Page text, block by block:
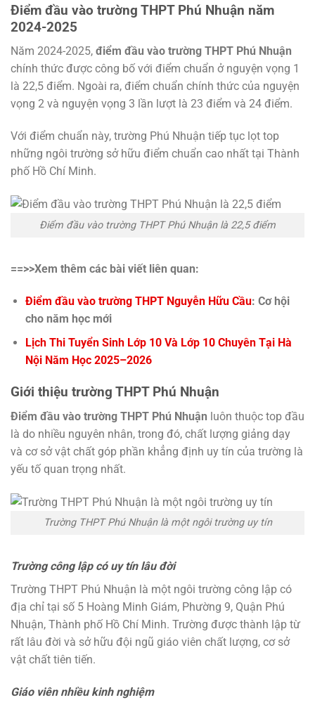
Điểm đầu vào trường THPT Phú Nhuận năm
2024-2025
Năm 2024-2025, điểm đầu vào trường THPT Phú Nhuận
chính thức được công bố với điểm chuẩn ở nguyện vọng 1
là 22,5 điểm. Ngoài ra, điểm chuẩn chính thức của nguyện
vọng 2 và nguyện vọng 3 lần lượt là 23 điểm và 24 điểm.
Với điểm chuẩn này, trường Phú Nhuận tiếp tục lọt top
những ngôi trường sở hữu điểm chuẩn cao nhất tại Thành
phố Hồ Chí Minh.
Điểm đầu vào trường THPT Phú Nhuận là 22,5 điểm
==>>Xem thêm các bài viết liên quan:
Điểm đầu vào trường THPT Nguyễn Hữu Cầu: Cơ hội
cho năm học mới
Lịch Thi Tuyển Sinh Lớp 10 Và Lớp 10 Chuyên Tại Hà
Nội Năm Học 2025–2026
Giới thiệu trường THPT Phú Nhuận
Điểm đầu vào trường THPT Phú Nhuận luôn thuộc top đầu
là do nhiều nguyên nhân, trong đó, chất lượng giảng dạy
và cơ sở vật chất góp phần khẳng định uy tín của trường là
yếu tố quan trọng nhất.
Trường THPT Phú Nhuận là một ngôi trường uy tín
Trường công lập có uy tín lâu đời
Trường THPT Phú Nhuận là một ngôi trường công lập có
địa chỉ tại số 5 Hoàng Minh Giám, Phường 9, Quận Phú
Nhuận, Thành phố Hồ Chí Minh. Trường được thành lập từ
rất lâu đời và sở hữu đội ngũ giáo viên chất lượng, cơ sở
vật chất tiên tiến.
Giáo viên nhiều kinh nghiệm